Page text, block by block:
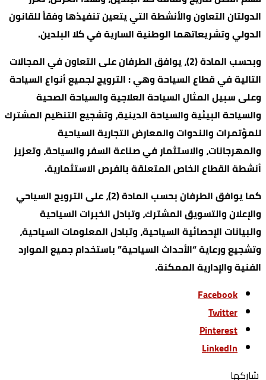
الدولتان التعاون والأنشطة التي يتعين تنفيذها وفقاً للقانون
الدولي وتشريعاتهما الوطنية السارية في كلا البلدين.
وبحسب المادة (2)، يوافق الطرفان على التعاون في المجالات
التالية في قطاع السياحة وهي : الترويج لجميع أنواع السياحة
وعلى سبيل المثال السياحة العلاجية والسياحة الصحية
والسياحة البيئية والسياحة الدينية، وتشجيع التنظيم المشترك
للمؤتمرات والندوات والمعارض التجارية السياحية
والمهرجانات، والاستثمار في صناعة السفر والسياحة، وتعزيز
أنشطة القطاع الخاص المتعلقة بالفرص الاستثمارية.
كما يوافق الطرفان بحسب المادة (2)، على الترويج السياحي
والإعلان والتسويق المشترك، وتبادل الخبرات السياحية
والبيانات الإحصائية السياحية، وتبادل المعلومات السياحية،
وتشجيع ورعاية “الأحداث السياحية” باستخدام جميع الموارد
الفنية والإدارية الممكنة.
Facebook
Twitter
Pinterest
LinkedIn
‫‫ شاركها‬